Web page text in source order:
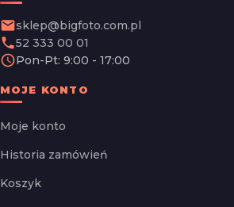
emailsklep@bigfoto.com.pl
phone52 333 00 01
schedulePon-Pt: 9:00 - 17:00
MOJE KONTO
Moje konto
Historia zamówień
Koszyk